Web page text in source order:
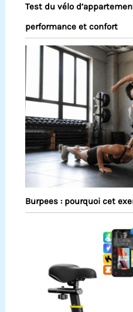
Test du vélo
performance et confort
Burpees : pourquoi cet